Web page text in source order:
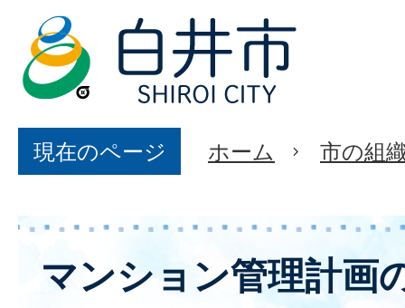
現在のページ ホーム 市の組
マンション管理計画